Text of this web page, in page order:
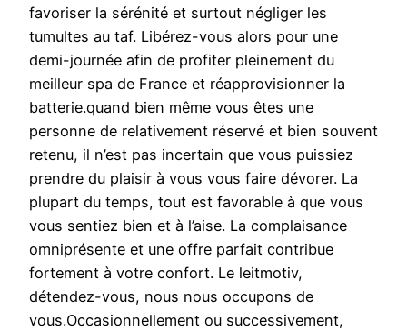
favoriser la sérénité et surtout négliger les
tumultes au taf. Libérez-vous alors pour une
demi-journée afin de profiter pleinement du
meilleur spa de France et réapprovisionner la
batterie.quand bien même vous êtes une
personne de relativement réservé et bien souvent
retenu, il n’est pas incertain que vous puissiez
prendre du plaisir à vous vous faire dévorer. La
plupart du temps, tout est favorable à que vous
vous sentiez bien et à l’aise. La complaisance
omniprésente et une offre parfait contribue
fortement à votre confort. Le leitmotiv,
détendez-vous, nous nous occupons de
vous.Occasionnellement ou successivement,